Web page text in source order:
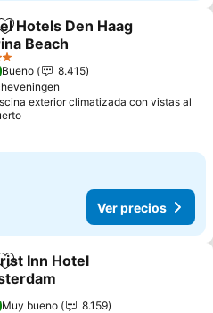
Agregar a favoritos
Hotels Den Haag
Beach
Bueno
8.415
exterior climatizada con vistas al
Ver precios
Agregar a favoritos
Inn Hotel
Muy bueno
8.159